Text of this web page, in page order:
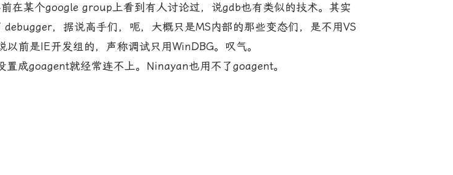
在某个google group上看到有人讨论过，说gdb也有类似的技术。其实
，据说高手们，呃，大概只是MS内部的那些变态们，是不用VS
前是IE开发组的，声称调试只用WinDBG。叹气。
goagent就经常连不上。Ninayan也用不了goagent。